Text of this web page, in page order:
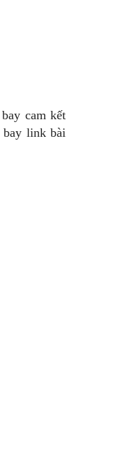
cam kết
bay link bài